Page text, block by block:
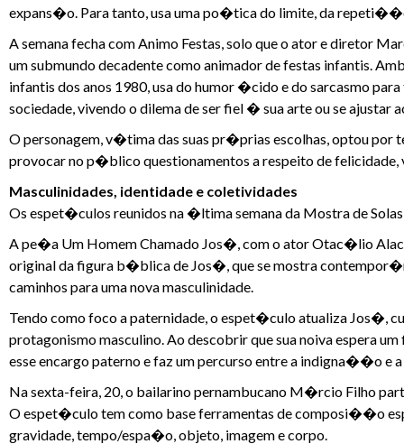
expans�o. Para tanto, usa uma po�tica do limite, da
A semana fecha com Animo Festas, solo que o ator e diretor
um submundo decadente como animador de festas infantis.
infantis dos anos 1980, usa do humor �cido e do sarcasmo
sociedade, vivendo o dilema de ser fiel � sua arte ou se ajustar
O personagem, v�tima das suas pr�prias escolhas, optou
provocar no p�blico questionamentos a respeito de
Masculinidades, identidade e coletividades
Os espet�culos reunidos na �ltima semana da Mostra de
A pe�a Um Homem Chamado Jos�, com o ator Otac�lio
original da figura b�blica de Jos�, que se mostra
caminhos para uma nova masculinidade.
Tendo como foco a paternidade, o espet�culo atualiza Jos�,
protagonismo masculino. Ao descobrir que sua noiva espera
esse encargo paterno e faz um percurso entre a indigna��o
Na sexta-feira, 20, o bailarino pernambucano M�rcio Filho
O espet�culo tem como base ferramentas de composi��o
gravidade, tempo/espa�o, objeto, imagem e corpo.